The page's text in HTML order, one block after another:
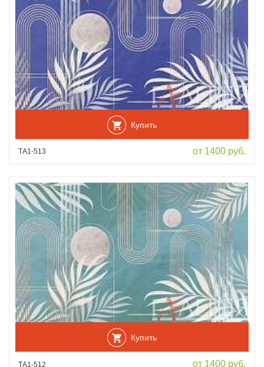
Купить
ТА1-513 от 1400 руб.
Купить
ТА1-512 от 1400 руб.